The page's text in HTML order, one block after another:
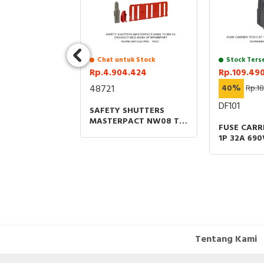
Chat untuk Stock
Rp.4.904.424
48721
SAFETY SHUTTERS
MASTERPACT NW08 TO
Stock
40%
DF101
FUSE
1P 32A
Tentang Kami